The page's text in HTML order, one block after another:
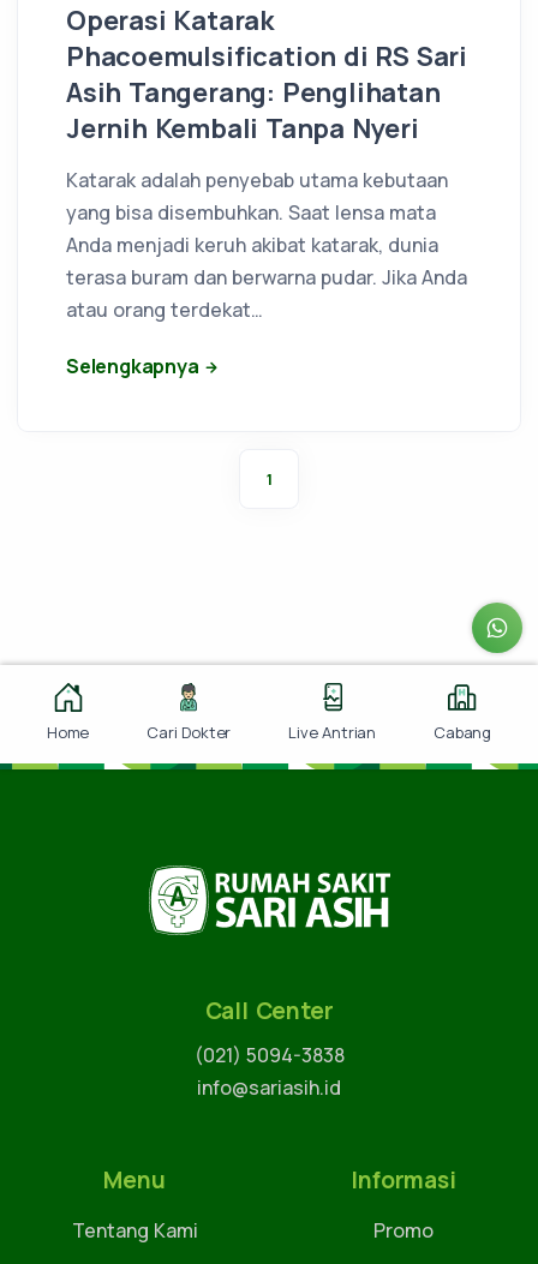
Operasi Katarak
Phacoemulsification di RS Sari
Asih Tangerang: Penglihatan
Jernih Kembali Tanpa Nyeri
Katarak adalah penyebab utama kebutaan
yang bisa disembuhkan. Saat lensa mata
Anda menjadi keruh akibat katarak, dunia
terasa buram dan berwarna pudar. Jika Anda
atau orang terdekat…
Selengkapnya
1
Home Cari Dokter Live Antrian Cabang
Call Center
(021) 5094-3838
info@sariasih.id
Menu
Tentang Kami
Informasi
Promo